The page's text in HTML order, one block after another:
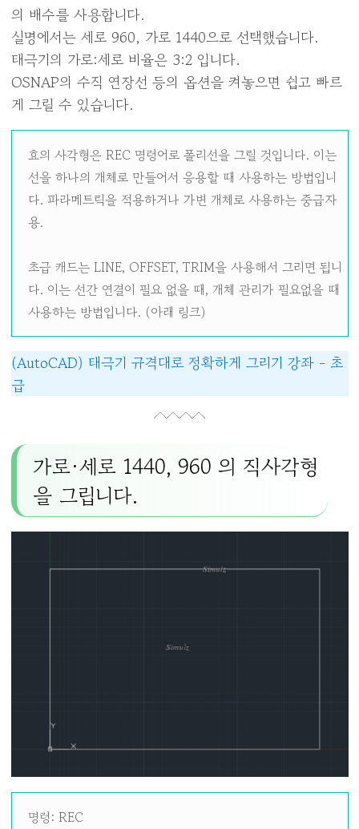
의 배수를 사용합니다.
설명에서는 세로 960, 가로 1440으로 선택했습니다.
태극기의 가로:세로 비율은 3:2 입니다.
OSNAP의 수직 연장선 등의 옵션을 켜놓으면 쉽고 빠르
게 그릴 수 있습니다.
효의 사각형은 REC 명령어로 폴리선을 그릴 것입니다. 이는
선을 하나의 개체로 만들어서 응용할 때 사용하는 방법입니
다. 파라메트릭을 적용하거나 가변 개체로 사용하는 중급자
용.
초급 캐드는 LINE, OFFSET, TRIM을 사용해서 그리면 됩니
다. 이는 선간 연결이 필요 없을 때, 개체 관리가 필요없을 때
사용하는 방법입니다. (아래 링크)
(AutoCAD) 태극기 규격대로 정확하게 그리기 강좌 - 초
급
가로·세로 1440, 960 의 직사각형
을 그립니다.
명령: REC